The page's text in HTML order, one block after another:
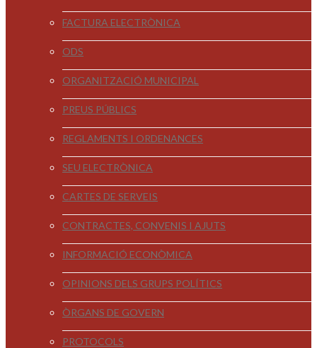
FACTURA ELECTRÒNICA
ODS
ORGANITZACIÓ MUNICIPAL
PREUS PÚBLICS
REGLAMENTS I ORDENANCES
SEU ELECTRÒNICA
CARTES DE SERVEIS
CONTRACTES, CONVENIS I AJUTS
INFORMACIÓ ECONÒMICA
OPINIONS DELS GRUPS POLÍTICS
ÒRGANS DE GOVERN
PROTOCOLS